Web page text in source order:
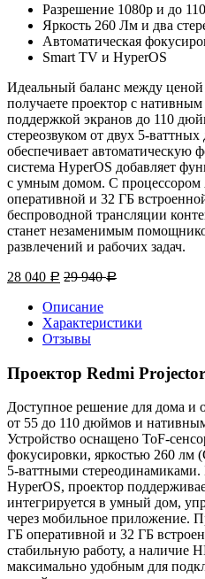
Разрешение 1080p и до
Яркость 260 Лм и два
Автоматическая
Smart TV и HyperOS
Идеальный баланс между
получаете проектор с
поддержкой экранов до 110
стереозвуком от двух 5-
обеспечивает автоматическую
система HyperOS добавляет
с умным домом. С процессором
оперативной и 32 ГБ
беспроводной трансляции
станет незаменимым
развлечений и рабочих задач.
28 040 Р 29 940Р
Описание
Характеристики
Отзывы
Проектор Redmi
Доступное решение для дома и
от 55 до 110 дюймов и
Устройство оснащено ToF-
фокусировки, яркостью 260 лм
5-ваттными
HyperOS, проектор
интегрируется в умный дом,
через мобильное приложение.
ГБ оперативной и 32 ГБ
стабильную работу, а наличие
максимально удобным для